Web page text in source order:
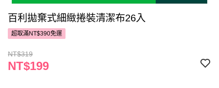
百利拋棄式細緻捲裝清潔布26入
超取滿NT$390免運
NT$319
NT$199